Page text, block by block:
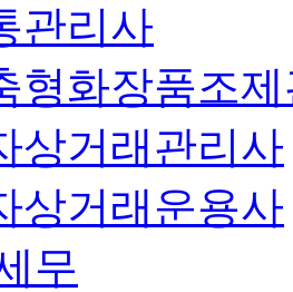
관리사
형화장품조
상거래관리사
상거래운용사
무